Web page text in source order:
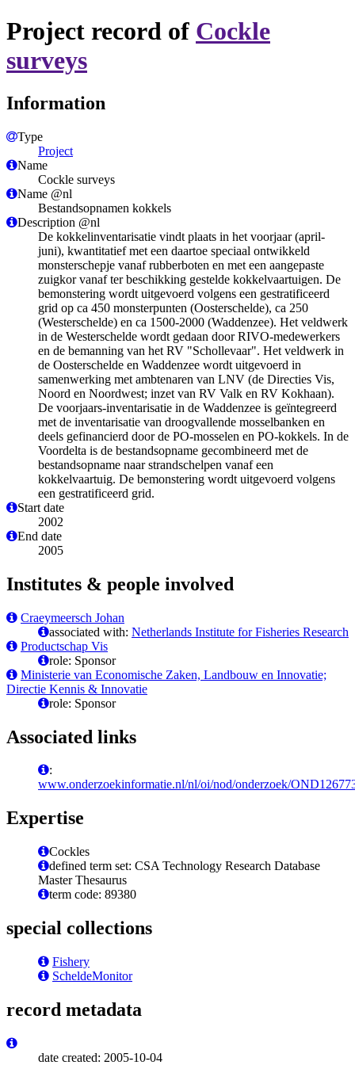
Project record of Cockle
surveys
Information
Type
Project
Name
Cockle surveys
Name @nl
Bestandsopnamen kokkels
Description @nl
De kokkelinventarisatie vindt plaats in het voorjaar (april-
juni), kwantitatief met een daartoe speciaal ontwikkeld
monsterschepje vanaf rubberboten en met een aangepaste
zuigkor vanaf ter beschikking gestelde kokkelvaartuigen. De
bemonstering wordt uitgevoerd volgens een gestratificeerd
grid op ca 450 monsterpunten (Oosterschelde), ca 250
(Westerschelde) en ca 1500-2000 (Waddenzee). Het veldwerk
in de Westerschelde wordt gedaan door RIVO-medewerkers
en de bemanning van het RV "Schollevaar". Het veldwerk in
de Oosterschelde en Waddenzee wordt uitgevoerd in
samenwerking met ambtenaren van LNV (de Directies Vis,
Noord en Noordwest; inzet van RV Valk en RV Kokhaan).
De voorjaars-inventarisatie in de Waddenzee is geïntegreerd
met de inventarisatie van droogvallende mosselbanken en
deels gefinancierd door de PO-mosselen en PO-kokkels. In de
Voordelta is de bestandsopname gecombineerd met de
bestandsopname naar strandschelpen vanaf een
kokkelvaartuig. De bemonstering wordt uitgevoerd volgens
een gestratificeerd grid.
Start date
2002
End date
2005
Institutes & people involved
Craeymeersch Johan
associated with: Netherlands Institute for Fisheries Research
Productschap Vis
role: Sponsor
Ministerie van Economische Zaken, Landbouw en Innovatie;
Directie Kennis & Innovatie
role: Sponsor
Associated links
:
www.onderzoekinformatie.nl/nl/oi/nod/onderzoek/
Expertise
Cockles
defined term set: CSA Technology Research Database
Master Thesaurus
term code: 89380
special collections
Fishery
ScheldeMonitor
record metadata
date created: 2005-10-04